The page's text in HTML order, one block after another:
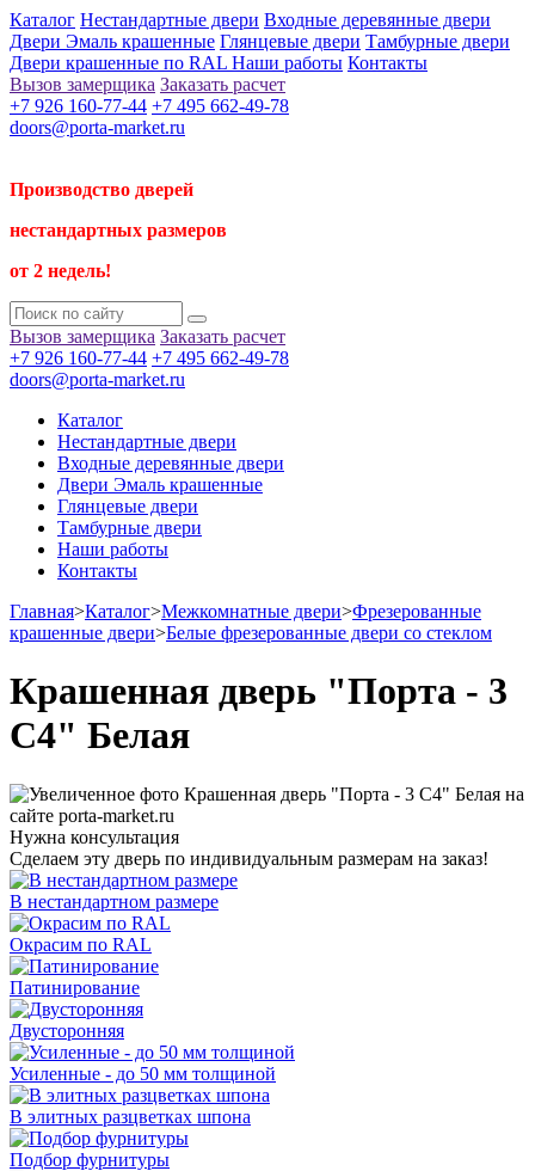
Каталог Нестандартные двери Входные деревянные двери
Двери Эмаль крашенные Глянцевые двери Тамбурные двери
Двери крашенные по RAL Наши работы Контакты
Вызов замерщика Заказать расчет
+7 926 160-77-44 +7 495 662-49-78
doors@porta-market.ru
Производство дверей
нестандартных размеров
от 2 недель!
Вызов замерщика Заказать расчет
+7 926 160-77-44 +7 495 662-49-78
doors@porta-market.ru
Каталог
Нестандартные двери
Входные деревянные двери
Двери Эмаль крашенные
Глянцевые двери
Тамбурные двери
Наши работы
Контакты
Главная>Каталог>Межкомнатные двери>Фрезерованные
крашенные двери>Белые фрезерованные двери со стеклом
Крашенная дверь "Порта - 3
С4" Белая
Нужна консультация
Сделаем эту дверь по индивидуальным размерам на заказ!
В нестандартном размере
Окрасим по RAL
Патинирование
Двусторонняя
Усиленные - до 50 мм толщиной
В элитных разцветках шпона
Подбор фурнитуры